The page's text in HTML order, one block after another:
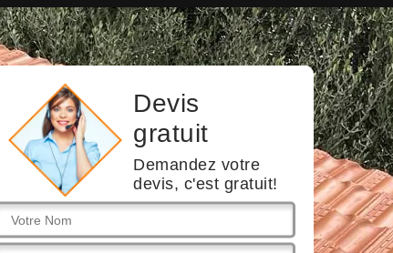
Devis
gratuit
Demandez votre
devis, c'est gratuit!